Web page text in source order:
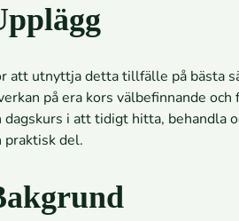
att utnyttja detta tillfälle på bästa
på era kors välbefinnande
dagskurs i att tidigt hitta, behandla
praktisk del.